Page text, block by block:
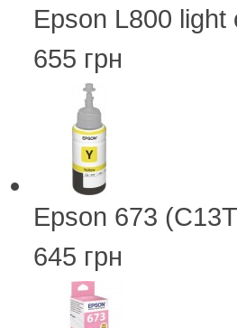
Epson L800
655 грн
Epson 673
645 грн